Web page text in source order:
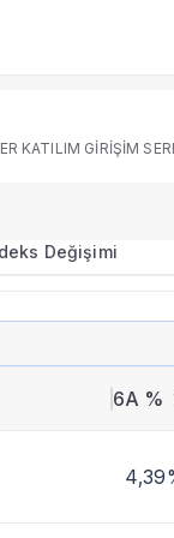
metrikleri
benzer
KATILIM GİRİŞİM
Değişimi
6A %